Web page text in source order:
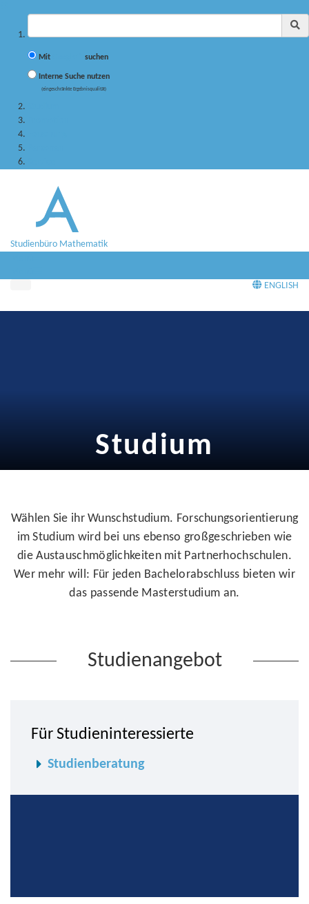
Mit suchen
Interne Suche nutzen
(eingeschränkte Ergebnisqualität)
Studienbüro Mathematik
ENGLISH
Studium
Wählen Sie ihr Wunschstudium. Forschungsorientierung
im Studium wird bei uns ebenso großgeschrieben wie
die Austauschmöglichkeiten mit Partnerhochschulen.
Wer mehr will: Für jeden Bachelorabschluss bieten wir
das passende Masterstudium an.
Studienangebot
Für Studien­interessierte
Studienberatung